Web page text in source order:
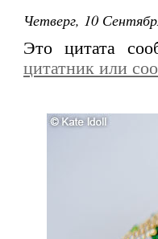
Четверг, 10
Это цитата
цитатник или